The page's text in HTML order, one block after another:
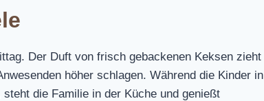
Der Duft von frisch gebackenen Keksen zieht
höher schlagen. Während die Kinder in
die Familie in der Küche und genießt